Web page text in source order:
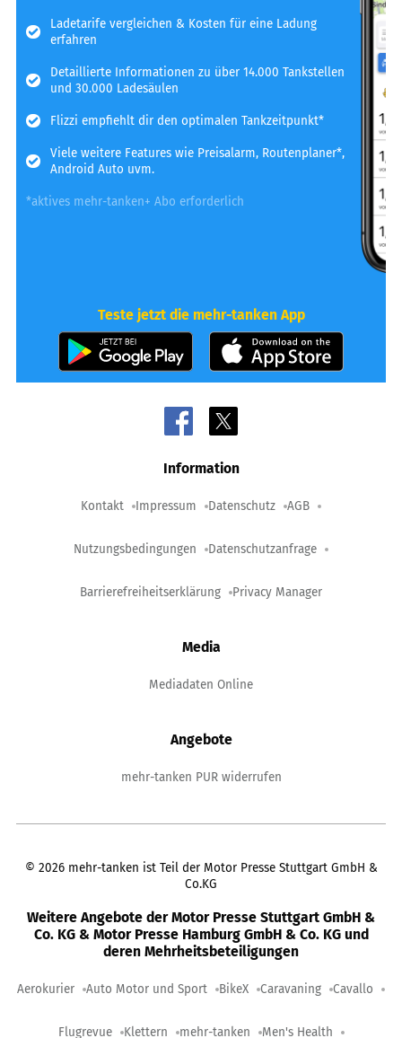
Ladetarife vergleichen & Kosten für eine Ladung
erfahren
Detaillierte Informationen zu über 14.000 Tankstellen
und 30.000 Ladesäulen
Flizzi empfiehlt dir den optimalen Tankzeitpunkt*
Viele weitere Features wie Preisalarm, Routenplaner*,
Android Auto uvm.
*aktives mehr-tanken+ Abo erforderlich
Teste jetzt die mehr-tanken App
Information
Kontakt Impressum Datenschutz AGB
Nutzungsbedingungen Datenschutzanfrage
Barrierefreiheitserklärung Privacy Manager
Media
Mediadaten Online
Angebote
mehr-tanken PUR widerrufen
© 2026 mehr-tanken ist Teil der Motor Presse Stuttgart GmbH &
Co.KG
Weitere Angebote der Motor Presse Stuttgart GmbH &
Co. KG & Motor Presse Hamburg GmbH & Co. KG und
deren Mehrheitsbeteiligungen
Aerokurier Auto Motor und Sport BikeX Caravaning Cavallo
Flugrevue Klettern mehr-tanken Men's Health